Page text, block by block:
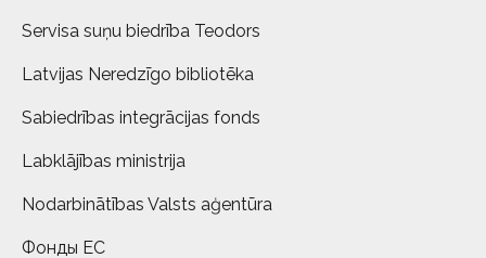
Servisa suņu biedrība Teodors
Latvijas Neredzīgo bibliotēka
Sabiedrības integrācijas fonds
Labklājības ministrija
Nodarbinātības Valsts aģentūra
Фонды ЕС